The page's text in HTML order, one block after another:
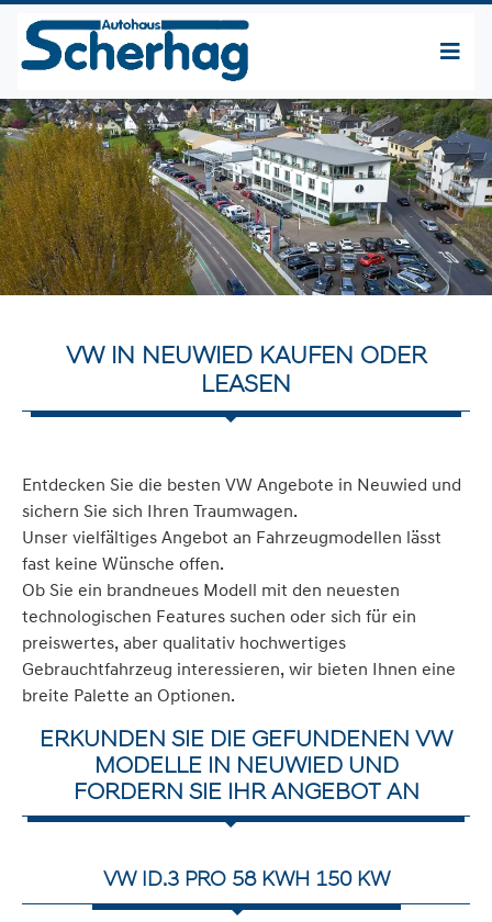
VW IN NEUWIED KAUFEN ODER
LEASEN
Entdecken Sie die besten VW Angebote in Neuwied und
sichern Sie sich Ihren Traumwagen.
Unser vielfältiges Angebot an Fahrzeugmodellen lässt
fast keine Wünsche offen.
Ob Sie ein brandneues Modell mit den neuesten
technologischen Features suchen oder sich für ein
preiswertes, aber qualitativ hochwertiges
Gebrauchtfahrzeug interessieren, wir bieten Ihnen eine
breite Palette an Optionen.
ERKUNDEN SIE DIE GEFUNDENEN VW
MODELLE IN NEUWIED UND
FORDERN SIE IHR ANGEBOT AN
VW ID.3 PRO 58 KWH 150 KW